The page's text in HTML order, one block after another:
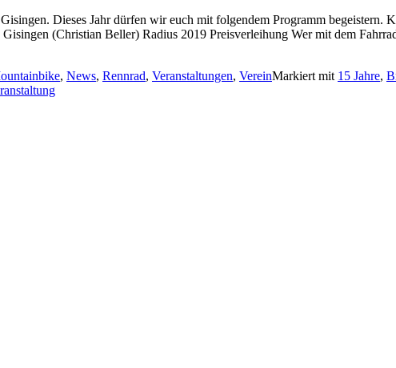
Dieses Jahr dürfen wir euch mit folgendem Programm
(Christian Beller) Radius 2019 Preisverleihung Wer mit dem
, News, Rennrad, Veranstaltungen, VereinMarkiert mit 15 Jahre,